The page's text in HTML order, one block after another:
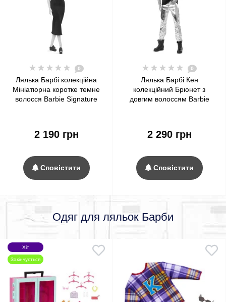
0
Лялька Барбі колекційна
Мініатюрна коротке темне
волосся Barbie Signature
2 190 грн
Сповістити
0
Лялька Барбі Кен
колекційний Брюнет з
довгим волоссям Barbie
2 290 грн
Сповістити
Одяг для ляльок Барби
Хіт
Закінчується